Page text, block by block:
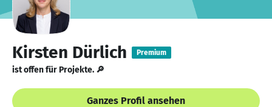
Kirsten Dürlich Premium
ist offen für Projekte. 🔎
Ganzes Profil ansehen